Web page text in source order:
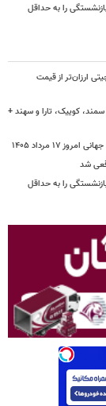
را به حداقل
ارزان‌تر از قیمت
کوییک، تارا و سهند +
مرداد ۱۴۰۵
شد
را به حداقل